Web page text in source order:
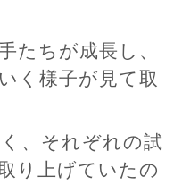
たちが成長し、
く様子が見て取
、それぞれの試
り上げていたの